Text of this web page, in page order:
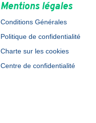
Mentions légales
Conditions Générales
Politique de confidentialité
Charte sur les cookies
Centre de confidentialité